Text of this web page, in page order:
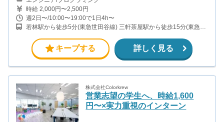
時給 2,000円〜2,500円
週2日〜/10:00〜19:00で1日4h〜
若林駅から徒歩5分(東急世田谷線) 三軒茶屋駅から徒歩15分(東急田
キープする 詳しく見る
株式会社Colorkrew
営業志望の学生へ、時給1,600
円〜×実力重視のインターン